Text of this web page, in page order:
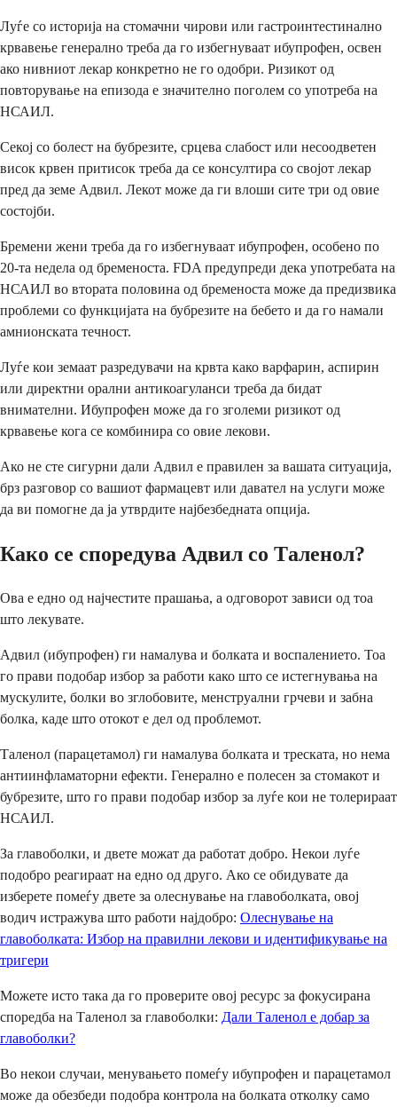
Луѓе со историја на стомачни чирови или гастроинтестинално
крвавење генерално треба да го избегнуваат ибупрофен, освен
ако нивниот лекар конкретно не го одобри. Ризикот од
повторување на епизода е значително поголем со употреба на
НСАИЛ.
Секој со болест на бубрезите, срцева слабост или несоодветен
висок крвен притисок треба да се консултира со својот лекар
пред да земе Адвил. Лекот може да ги влоши сите три од овие
состојби.
Бремени жени треба да го избегнуваат ибупрофен, особено по
20-та недела од бременоста. FDA предупреди дека употребата на
НСАИЛ во втората половина од бременоста може да предизвика
проблеми со функцијата на бубрезите на бебето и да го намали
амнионската течност.
Луѓе кои земаат разредувачи на крвта како варфарин, аспирин
или директни орални антикоагуланси треба да бидат
внимателни. Ибупрофен може да го зголеми ризикот од
крвавење кога се комбинира со овие лекови.
Ако не сте сигурни дали Адвил е правилен за вашата ситуација,
брз разговор со вашиот фармацевт или давател на услуги може
да ви помогне да ја утврдите најбезбедната опција.
Како се споредува Адвил со Тaленол?
Ова е едно од најчестите прашања, а одговорот зависи од тоа
што лекувате.
Адвил (ибупрофен) ги намалува и болката и воспалението. Тоа
го прави подобар избор за работи како што се истегнувања на
мускулите, болки во зглобовите, менструални грчеви и забна
болка, каде што отокот е дел од проблемот.
Тaленол (парацетамол) ги намалува болката и треската, но нема
антиинфламаторни ефекти. Генерално е полесен за стомакот и
бубрезите, што го прави подобар избор за луѓе кои не толерираат
НСАИЛ.
За главоболки, и двете можат да работат добро. Некои луѓе
подобро реагираат на едно од друго. Ако се обидувате да
изберете помеѓу двете за олеснување на главоболката, овој
водич истражува што работи најдобро: Олеснување на
главоболката: Избор на правилни лекови и идентификување на
тригери
Можете исто така да го проверите овој ресурс за фокусирана
споредба на Тaленол за главоболки: Дали Тaленол е добар за
главоболки?
Во некои случаи, менувањето помеѓу ибупрофен и парацетамол
може да обезбеди подобра контрола на болката отколку само